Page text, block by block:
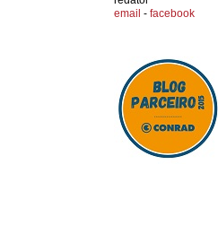
email - facebook